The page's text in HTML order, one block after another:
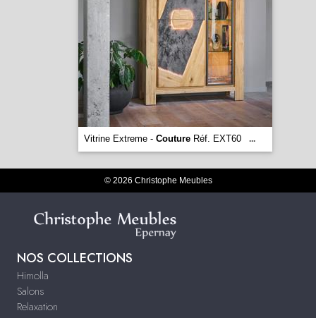
Vitrine Extreme - CoutureRéf. EXT60 ...
© 2026 Christophe Meubles
NOS COLLECTIONS
Himolla
Salons
Relaxation